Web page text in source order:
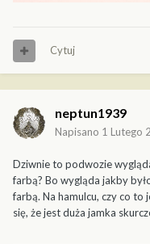
Cytuj
neptun1939
Napisano 1 Lutego
Dziwnie to podwozie
farbą? Bo wygląda jakby
farbą. Na hamulcu, czy co to
się, że jest duża jamka